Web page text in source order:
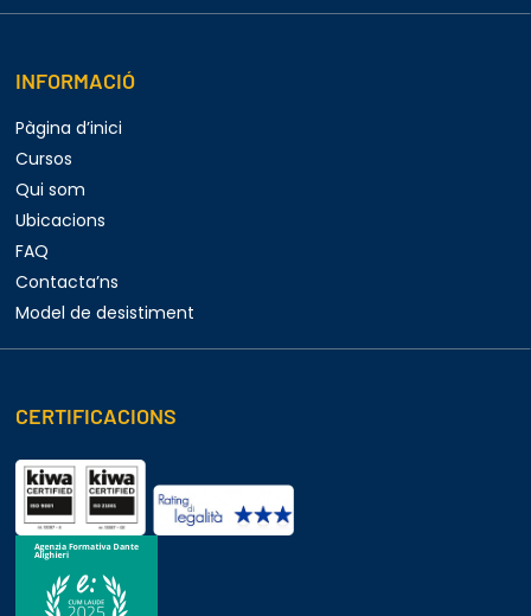
INFORMACIÓ
Pàgina d’inici
Cursos
Qui som
Ubicacions
FAQ
Contacta’ns
Model de desistiment
CERTIFICACIONS